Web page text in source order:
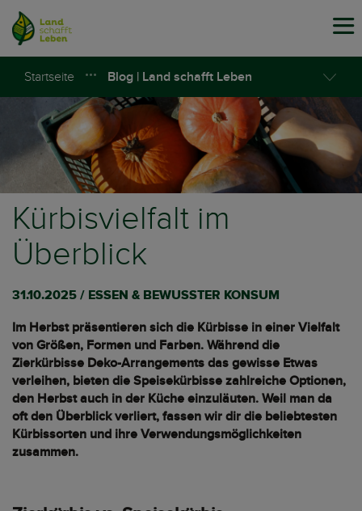
Startseite Blog | Land schafft Leben
Kürbisvielfalt im
Überblick
31.10.2025 / ESSEN & BEWUSSTER KONSUM
Im Herbst präsentieren sich die Kürbisse in einer Vielfalt
von Größen, Formen und Farben. Während die
Zierkürbisse Deko-Arrangements das gewisse Etwas
verleihen, bieten die Speisekürbisse zahlreiche Optionen,
den Herbst auch in der Küche einzuläuten. Weil man da
oft den Überblick verliert, fassen wir dir die beliebtesten
Kürbissorten und ihre Verwendungsmöglichkeiten
zusammen.